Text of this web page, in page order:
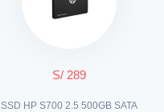
S/ 289
SSD HP S700 2.5 500GB SATA